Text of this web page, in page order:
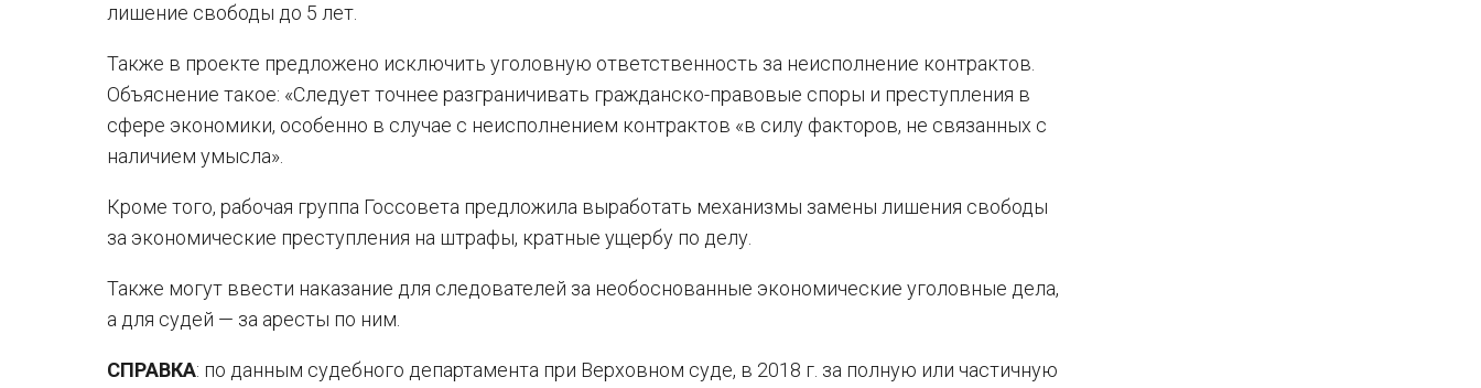
лишение свободы до 5 лет.
Также в проекте предложено исключить уголовную ответственность за неисполнение контрактов.
Объяснение такое: «Следует точнее разграничивать гражданско-правовые споры и преступления в
сфере экономики, особенно в случае с неисполнением контрактов «в силу факторов, не связанных с
наличием умысла».
Кроме того, рабочая группа Госсовета предложила выработать механизмы замены лишения свободы
за экономические преступления на штрафы, кратные ущербу по делу.
Также могут ввести наказание для следователей за необоснованные экономические уголовные дела,
а для судей — за аресты по ним.
СПРАВКА: по данным судебного департамента при Верховном суде, в 2018 г. за полную или частичную